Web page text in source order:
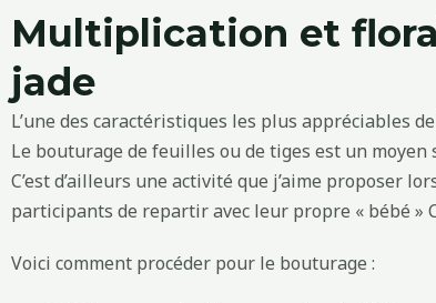
Multiplication et
jade
L’une des caractéristiques les plus appréciables
Le bouturage de feuilles ou de tiges est un
C’est d’ailleurs une activité que j’aime proposer
participants de repartir avec leur propre « bébé »
Voici comment procéder pour le bouturage :